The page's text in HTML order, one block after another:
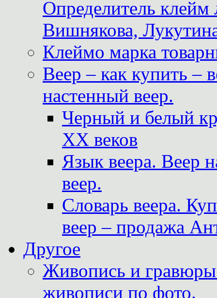
Определитель
Вишнякова,
Клеймо марка
Веер – как купить –
настенный веер.
Черный и белый
XX веков
Язык веера. Веер
веер.
Словарь веера.
веер – продажа
Другое
Живопись и
живописи по фото.